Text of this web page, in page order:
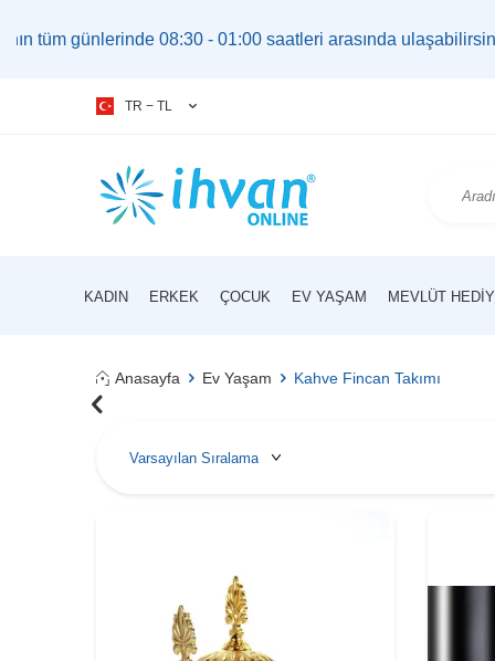
08:30 - 01:00 saatleri arasında ulaşabilirsiniz. |
TR − TL
KADIN ERKEK ÇOCUK EV YAŞAM MEVLÜT
Anasayfa Ev Yaşam Kahve Fincan Takımı